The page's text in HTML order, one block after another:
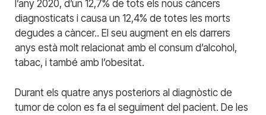
l’any 2020, d’un 12,7% de tots els nous càncers
diagnosticats i causa un 12,4% de totes les morts
degudes a càncer.. El seu augment en els darrers
anys està molt relacionat amb el consum d’alcohol,
tabac, i també amb l’obesitat.
Durant els quatre anys posteriors al diagnòstic de
tumor de colon es fa el seguiment del pacient. De les